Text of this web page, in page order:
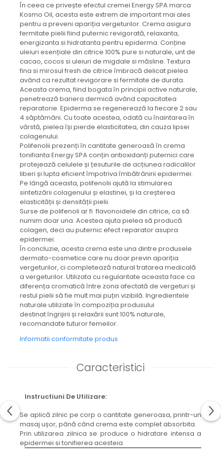
În ceea ce privește efectul cremei Energy SPA marca
Kosmo Oil, acesta este extrem de important mai ales
pentru a preveni apariția vergeturilor. Crema asigura
fermitate pielii fiind puternic revigorată, relaxanta,
energizanta si hidratanta pentru epiderma. Conține
uleiuri esențiale din citrice 100% pure si naturale, unt de
cacao, cocos si uleiuri de migdale si măsline. Textura
fina si mirosul fresh de citrice îmbracă delicat pielea
având ca rezultat revigorare si fermitate de durata.
Aceasta crema, fiind bogata în principii active naturale,
penetrează bariera dermică având capacitatea
reparatorie. Epiderma se regenerează la fiecare 2 sau
4 săptămâni. Cu toate acestea, odată cu înaintarea în
vârstă, pielea își pierde elasticitatea, din cauza lipsei
colagenului.
Polifenolii prezenți în cantitate generoasă în crema
tonifianta Energy SPA conțin antioxidanți puternici care
protejează celulele și țesuturile de acțiunea radicalilor
liberi și lupta eficient împotriva îmbătrânirii epidermei.
Pe lângă aceasta, polifenolii ajută la stimularea
sintetizării colagenului și elastinei, și la creșterea
elasticității și densității pielii.
Surse de polifenoli ar fi flavonoidele din citrice, ca să
numim doar una. Acestea ajuta pielea să producă
colagen, deci au puternic efect reparator asupra
epidermei.
În concluzie, acesta crema este una dintre produsele
dermato-cosmetice care nu doar previn apariția
vergeturilor, ci completează natural tratarea medicală
a vergeturilor. Utilizata cu regularitate aceasta face ca
diferența cromatică între zona afectată de vergeturi și
restul pielii să fie mult mai puțin vizibilă. Ingredientele
naturale utilizate în compoziția produsului
destinat îngrijirii și relaxării sunt 100% naturale,
recomandate tuturor femeilor.
Informatii conformitate produs
Caracteristici
Instructiuni De Utilizare:
Se aplică zilnic pe corp o cantitate generoasa, printr-un
masaj ușor, până când crema este complet absorbita.
Prin utilizarea zilnica se produce o hidratare intensa a
epidermei si tonifierea acesteia.